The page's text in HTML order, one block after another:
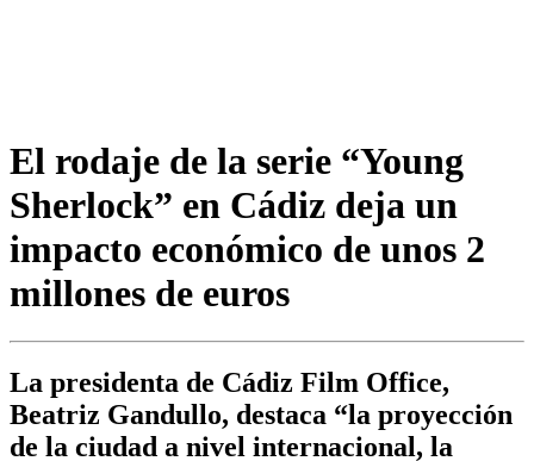
El rodaje de la serie “Young
Sherlock” en Cádiz deja un
impacto económico de unos 2
millones de euros
La presidenta de Cádiz Film Office,
Beatriz Gandullo, destaca “la proyección
de la ciudad a nivel internacional, la